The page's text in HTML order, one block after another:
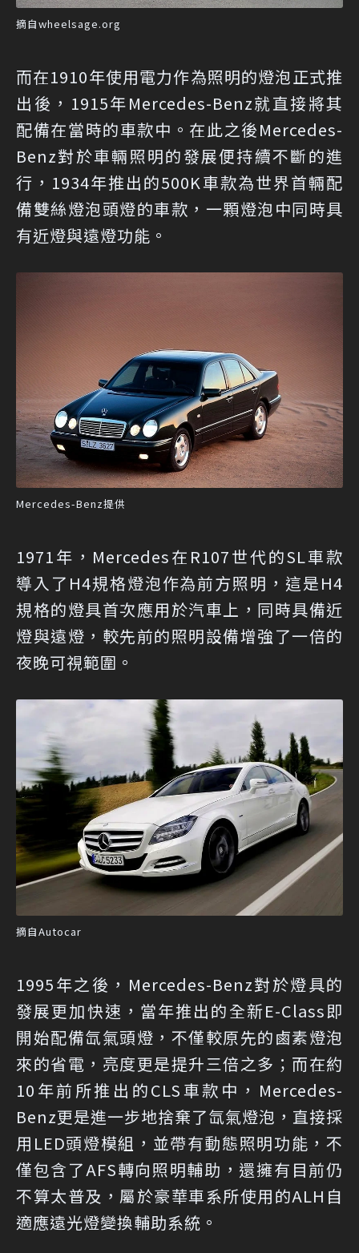
摘自wheelsage.org
而在1910年使用電力作為照明的燈泡正式推
出後，1915年Mercedes-Benz就直接將其
配備在當時的車款中。在此之後Mercedes-
Benz對於車輛照明的發展便持續不斷的進
行，1934年推出的500K車款為世界首輛配
備雙絲燈泡頭燈的車款，一顆燈泡中同時具
有近燈與遠燈功能。
Mercedes-Benz提供
1971年，Mercedes在R107世代的SL車款
導入了H4規格燈泡作為前方照明，這是H4
規格的燈具首次應用於汽車上，同時具備近
燈與遠燈，較先前的照明設備增強了一倍的
夜晚可視範圍。
摘自Autocar
1995年之後，Mercedes-Benz對於燈具的
發展更加快速，當年推出的全新E-Class即
開始配備氙氣頭燈，不僅較原先的鹵素燈泡
來的省電，亮度更是提升三倍之多；而在約
10年前所推出的CLS車款中，Mercedes-
Benz更是進一步地捨棄了氙氣燈泡，直接採
用LED頭燈模組，並帶有動態照明功能，不
僅包含了AFS轉向照明輔助，還擁有目前仍
不算太普及，屬於豪華車系所使用的ALH自
適應遠光燈變換輔助系統。